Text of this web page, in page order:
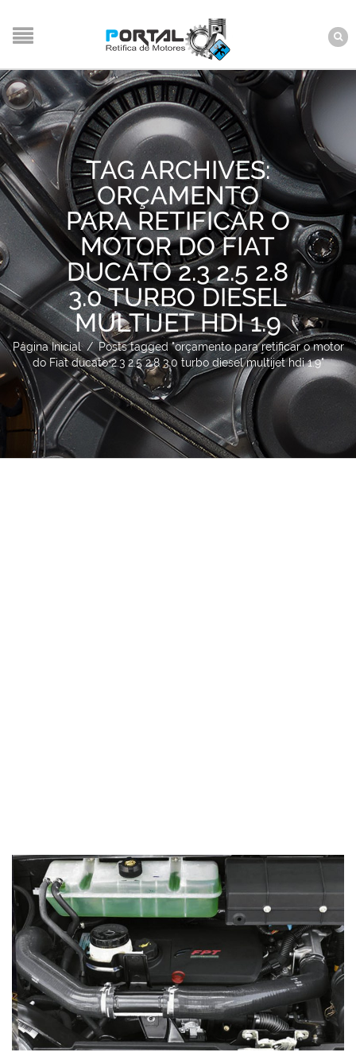
TAG ARCHIVES:
ORÇAMENTO
PARA RETIFICAR O
MOTOR DO FIAT
DUCATO 2.3 2.5 2.8
3.0 TURBO DIESEL
MULTIJET HDI 1.9
Página Inicial / Posts tagged "orçamento para retificar o motor
do Fiat ducato 2.3 2.5 2.8 3.0 turbo diesel multijet hdi 1.9"